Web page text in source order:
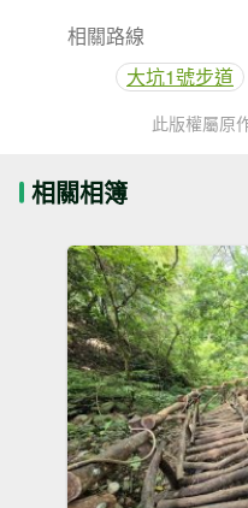
相關路線
大坑1號步道
此版權屬原
相關相簿